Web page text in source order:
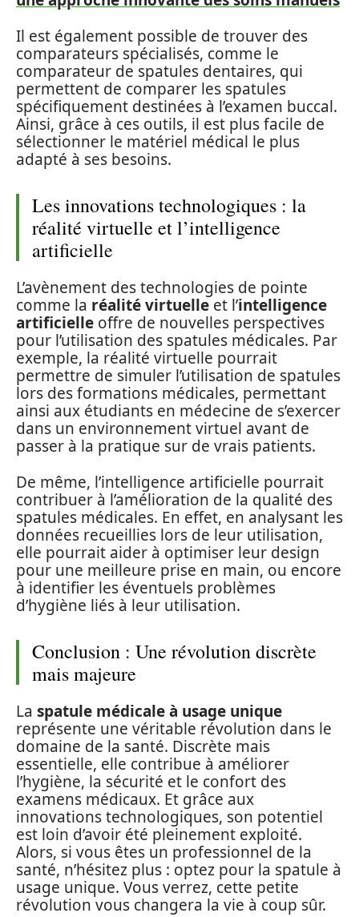
Il est également possible de trouver des
comparateurs spécialisés, comme le
comparateur de spatules dentaires, qui
permettent de comparer les spatules
spécifiquement destinées à l’examen buccal.
Ainsi, grâce à ces outils, il est plus facile de
sélectionner le matériel médical le plus
adapté à ses besoins.
Les innovations technologiques : la
réalité virtuelle et l’intelligence
artificielle
L’avènement des technologies de pointe
comme la réalité virtuelle et l’intelligence
artificielle offre de nouvelles perspectives
pour l’utilisation des spatules médicales. Par
exemple, la réalité virtuelle pourrait
permettre de simuler l’utilisation de spatules
lors des formations médicales, permettant
ainsi aux étudiants en médecine de s’exercer
dans un environnement virtuel avant de
passer à la pratique sur de vrais patients.
De même, l’intelligence artificielle pourrait
contribuer à l’amélioration de la qualité des
spatules médicales. En effet, en analysant les
données recueillies lors de leur utilisation,
elle pourrait aider à optimiser leur design
pour une meilleure prise en main, ou encore
à identifier les éventuels problèmes
d’hygiène liés à leur utilisation.
Conclusion : Une révolution discrète
mais majeure
La spatule médicale à usage unique
représente une véritable révolution dans le
domaine de la santé. Discrète mais
essentielle, elle contribue à améliorer
l’hygiène, la sécurité et le confort des
examens médicaux. Et grâce aux
innovations technologiques, son potentiel
est loin d’avoir été pleinement exploité.
Alors, si vous êtes un professionnel de la
santé, n’hésitez plus : optez pour la spatule à
usage unique. Vous verrez, cette petite
révolution vous changera la vie à coup sûr.